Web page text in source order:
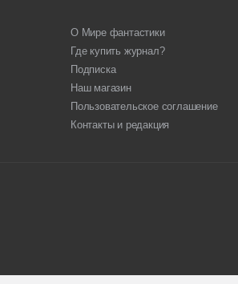
О Мире фантастики
Где купить журнал?
Подписка
Наш магазин
Пользовательское соглашение
Контакты и редакция